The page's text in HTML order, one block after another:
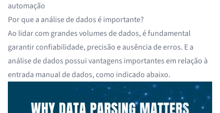
automação
Por que a análise de dados é importante?
Ao lidar com grandes volumes de dados, é fundamental
garantir confiabilidade, precisão e ausência de erros. E a
análise de dados possui vantagens importantes em relação à
entrada manual de dados, como indicado abaixo.